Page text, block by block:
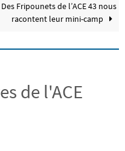
Des Fripounets de l’ACE 43 nous
racontent leur mini-camp
de l'ACE